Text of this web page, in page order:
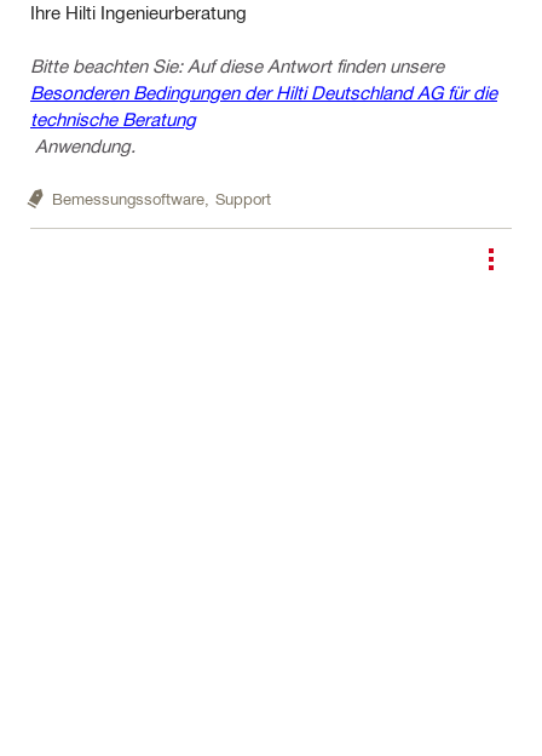
Ihre Hilti Ingenieurberatung
Bitte beachten Sie: Auf diese Antwort finden unsere
Besonderen Bedingungen der Hilti Deutschland AG für die
technische Beratung
Anwendung.
Bemessungssoftware, Support